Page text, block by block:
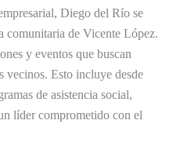
Diego del Río se
comunitaria de Vicente López.
y eventos que buscan
vecinos. Esto incluye desde
de asistencia social,
líder comprometido con el